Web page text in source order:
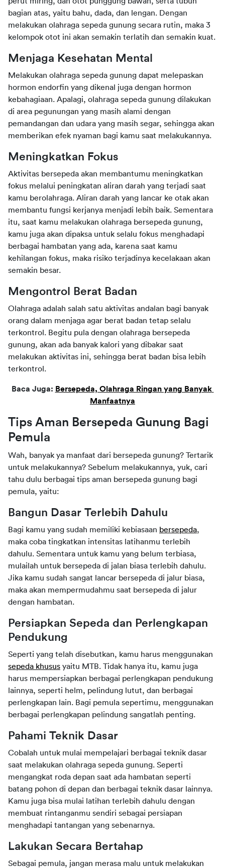
bagian atas, yaitu bahu, dada, dan lengan. Dengan
melakukan olahraga sepeda gunung secara rutin, maka 3
kelompok otot ini akan semakin terlatih dan semakin kuat.
Menjaga Kesehatan Mental
Melakukan olahraga sepeda gunung dapat melepaskan
hormon endorfin yang dikenal juga dengan hormon
kebahagiaan. Apalagi, olahraga sepeda gunung dilakukan
di area pegunungan yang masih alami dengan
pemandangan dan udara yang masih segar, sehingga akan
memberikan efek nyaman bagi kamu saat melakukannya.
Meningkatkan Fokus
Aktivitas bersepeda akan membantumu meningkatkan
fokus melalui peningkatan aliran darah yang terjadi saat
kamu berolahraga. Aliran darah yang lancar ke otak akan
membantu fungsi kerjanya menjadi lebih baik. Sementara
itu, saat kamu melakukan olahraga bersepeda gunung,
kamu juga akan dipaksa untuk selalu fokus menghadapi
berbagai hambatan yang ada, karena saat kamu
kehilangan fokus, maka risiko terjadinya kecelakaan akan
semakin besar.
Mengontrol Berat Badan
Olahraga adalah salah satu aktivitas andalan bagi banyak
orang dalam menjaga agar berat badan tetap selalu
terkontrol. Begitu pula dengan olahraga bersepeda
gunung, akan ada banyak kalori yang dibakar saat
melakukan aktivitas ini, sehingga berat badan bisa lebih
terkontrol.
Baca Juga: Bersepeda, Olahraga Ringan yang Banyak
Manfaatnya
Tips Aman Bersepeda Gunung Bagi
Pemula
Wah, banyak ya manfaat dari bersepeda gunung? Tertarik
untuk melakukannya? Sebelum melakukannya, yuk, cari
tahu dulu berbagai tips aman bersepeda gunung bagi
pemula, yaitu:
Bangun Dasar Terlebih Dahulu
Bagi kamu yang sudah memiliki kebiasaan bersepeda,
maka coba tingkatkan intensitas latihanmu terlebih
dahulu. Sementara untuk kamu yang belum terbiasa,
mulailah untuk bersepeda di jalan biasa terlebih dahulu.
Jika kamu sudah sangat lancar bersepeda di jalur biasa,
maka akan mempermudahmu saat bersepeda di jalur
dengan hambatan.
Persiapkan Sepeda dan Perlengkapan
Pendukung
sepeda khusus yaitu MTB. Tidak hanya itu, kamu juga
harus mempersiapkan berbagai perlengkapan pendukung
lainnya, seperti helm, pelindung lutut, dan berbagai
perlengkapan lain. Bagi pemula sepertimu, menggunakan
berbagai perlengkapan pelindung sangatlah penting.
Pahami Teknik Dasar
Cobalah untuk mulai mempelajari berbagai teknik dasar
saat melakukan olahraga sepeda gunung. Seperti
mengangkat roda depan saat ada hambatan seperti
batang pohon di depan dan berbagai teknik dasar lainnya.
Kamu juga bisa mulai latihan terlebih dahulu dengan
membuat rintanganmu sendiri sebagai persiapan
menghadapi tantangan yang sebenarnya.
Lakukan Secara Bertahap
Sebagai pemula, jangan merasa malu untuk melakukan